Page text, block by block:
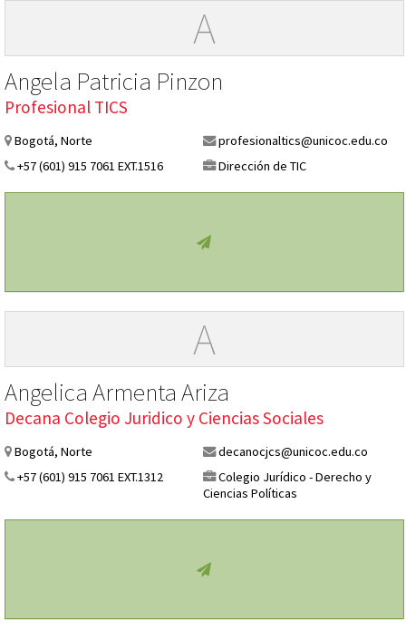
A
Angela Patricia Pinzon
Profesional TICS
Bogotá, Norte
profesionaltics@unicoc.edu.co
+57 (601) 915 7061 EXT.1516
Dirección de TIC
A
Angelica Armenta Ariza
Decana Colegio Juridico y Ciencias Sociales
Bogotá, Norte
decanocjcs@unicoc.edu.co
+57 (601) 915 7061 EXT.1312
Colegio Jurídico - Derecho y
Ciencias Políticas